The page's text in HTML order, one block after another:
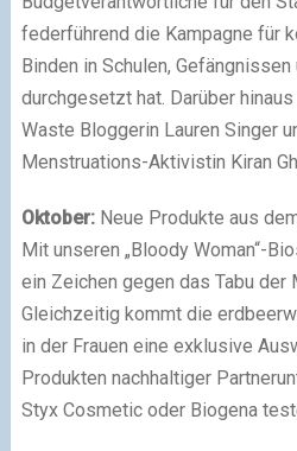
federführend die Kampagne für
Binden in Schulen,
durchgesetzt hat. Darüber
Waste Bloggerin Lauren Singer
Menstruations-Aktivistin Kiran
Oktober:Neue Produkte aus
Mit unseren „Bloody Woman“-
ein Zeichen gegen das Tabu der
Gleichzeitig kommt die
in der Frauen eine exklusive
Produkten nachhaltiger
Styx Cosmetic oder Biogena